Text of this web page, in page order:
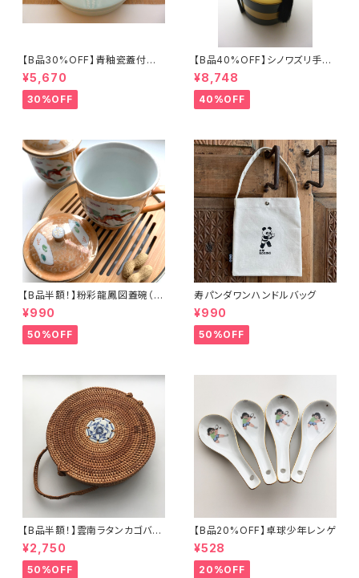
【B品30%OFF】青釉瓷蓋付盒
（蓮の実）
¥5,670
30%OFF
【B品40%OFF】シノワズリ手提
げ三段重「バタフライ」
¥8,748
40%OFF
【B品半額！】粉彩龍鳳図蓋碗（8
0年代景徳鎮デッドストック）
¥990
50%OFF
寿パンダワンハンドルバッグ
¥990
50%OFF
【B品半額！】雲南ラタンカゴバッ
グ
¥2,750
50%OFF
【B品20%OFF】卓球少年レンゲ
¥528
20%OFF